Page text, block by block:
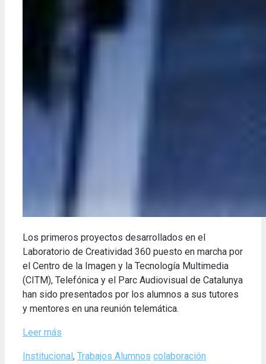
Los primeros proyectos desarrollados en el
Laboratorio de Creatividad 360 puesto en marcha por
el Centro de la Imagen y la Tecnología Multimedia
(CITM), Telefónica y el Parc Audiovisual de Catalunya
han sido presentados por los alumnos a sus tutores
y mentores en una reunión telemática.
Leer más
Categories
Institucional , Trabajos Alumnos Tags
colaboración